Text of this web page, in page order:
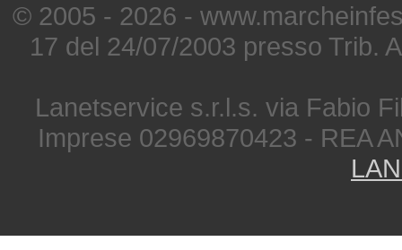
© 2005 - 2026 -
17 del 24/07/2003 presso Trib.
Lanetservice s.r.l.s. via Fabio
Imprese 02969870423 - REA